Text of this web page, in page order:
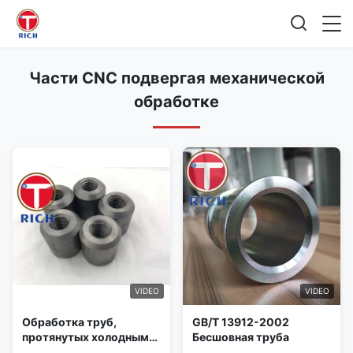
Части CNC подвергая механической
обработке
VIDEO
Обработка труб,
протянутых холодным
VIDEO
GB/T 13912-2002
Бесшовная труба